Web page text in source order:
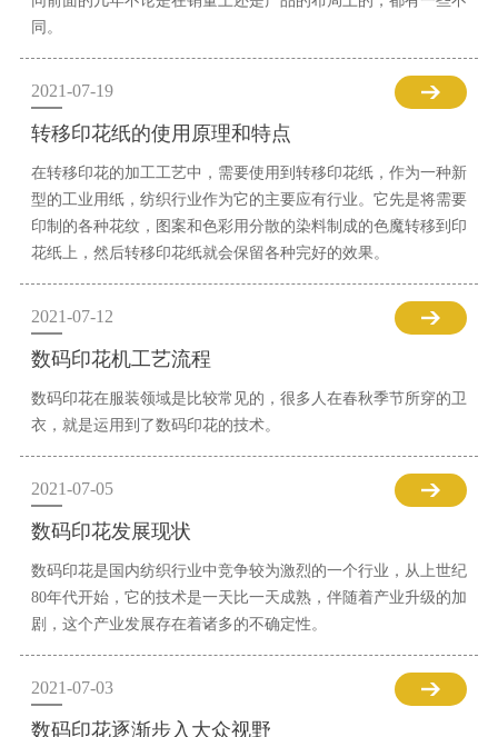
同。
2021-07-19
转移印花纸的使用原理和特点
在转移印花的加工工艺中，需要使用到转移印花纸，作为一种新
型的工业用纸，纺织行业作为它的主要应有行业。它先是将需要
印制的各种花纹，图案和色彩用分散的染料制成的色魔转移到印
花纸上，然后转移印花纸就会保留各种完好的效果。
2021-07-12
数码印花机工艺流程
数码印花在服装领域是比较常见的，很多人在春秋季节所穿的卫
衣，就是运用到了数码印花的技术。
2021-07-05
数码印花发展现状
数码印花是国内纺织行业中竞争较为激烈的一个行业，从上世纪
80年代开始，它的技术是一天比一天成熟，伴随着产业升级的加
剧，这个产业发展存在着诸多的不确定性。
2021-07-03
数码印花逐渐步入大众视野